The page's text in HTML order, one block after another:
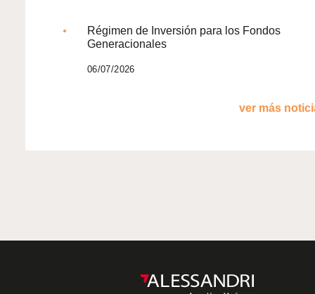
Régimen de Inversión para los Fondos
Generacionales
06/07/2026
ver más